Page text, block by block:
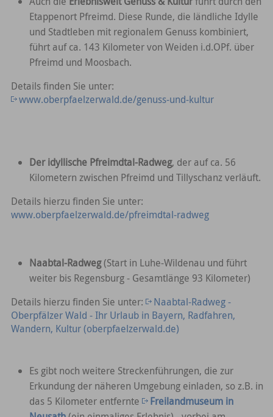
Etappenort Pfreimd. Diese Runde, die ländliche Idylle
und Stadtleben mit regionalem Genuss kombiniert,
führt auf ca. 143 Kilometer von Weiden i.d.OPf. über
Pfreimd und Moosbach.
Details finden Sie unter:
www.oberpfaelzerwald.de/genuss-und-kultur
Der idyllische Pfreimdtal-Radweg, der auf ca. 56
Kilometern zwischen Pfreimd und Tillyschanz verläuft.
Details hierzu finden Sie unter:
www.oberpfaelzerwald.de/pfreimdtal-radweg
Naabtal-Radweg(Start in Luhe-Wildenau und führt
weiter bis Regensburg - Gesamtlänge 93 Kilometer)
Details hierzu finden Sie unter:
Naabtal-Radweg -
Oberpfälzer Wald - Ihr Urlaub in Bayern, Radfahren,
Wandern, Kultur (oberpfaelzerwald.de)
Es gibt noch weitere Streckenführungen, die zur
Erkundung der näheren Umgebung einladen, so z.B. in
das 5 Kilometer entfernte
Freilandmuseum in